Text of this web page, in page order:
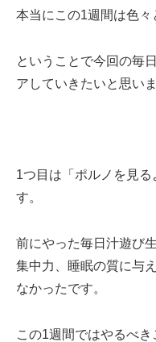
本当にこの1週間は色々
ということで今回の毎
アしていきたいと思いま
1つ目は「ポルノを見
す。
前にやった毎日汁遊び
集中力、睡眠の質に与
なかったです。
この1週間ではやるべ